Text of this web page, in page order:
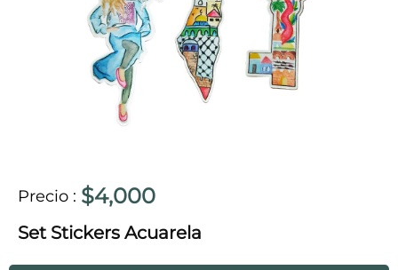
Precio : $4,000
Set Stickers Acuarela